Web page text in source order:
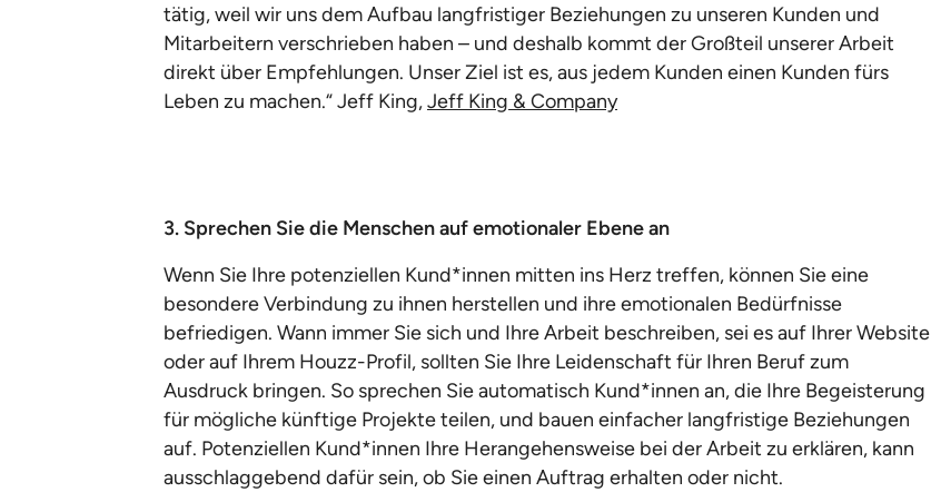
tätig, weil wir uns dem Aufbau langfristiger Beziehungen zu unseren Kunden und
Mitarbeitern verschrieben haben – und deshalb kommt der Großteil unserer Arbeit
direkt über Empfehlungen. Unser Ziel ist es, aus jedem Kunden einen Kunden fürs
Leben zu machen.“ Jeff King,Jeff King & Company
3. Sprechen Sie die Menschen auf emotionaler Ebene an
Wenn Sie Ihre potenziellen Kund*innen mitten ins Herz treffen, können Sie eine
besondere Verbindung zu ihnen herstellen und ihre emotionalen Bedürfnisse
befriedigen. Wann immer Sie sich und Ihre Arbeit beschreiben, sei es auf Ihrer Website
oder auf Ihrem Houzz-Profil, sollten Sie Ihre Leidenschaft für Ihren Beruf zum
Ausdruck bringen. So sprechen Sie automatisch Kund*innen an, die Ihre Begeisterung
für mögliche künftige Projekte teilen, und bauen einfacher langfristige Beziehungen
auf. Potenziellen Kund*innen Ihre Herangehensweise bei der Arbeit zu erklären, kann
ausschlaggebend dafür sein, ob Sie einen Auftrag erhalten oder nicht.